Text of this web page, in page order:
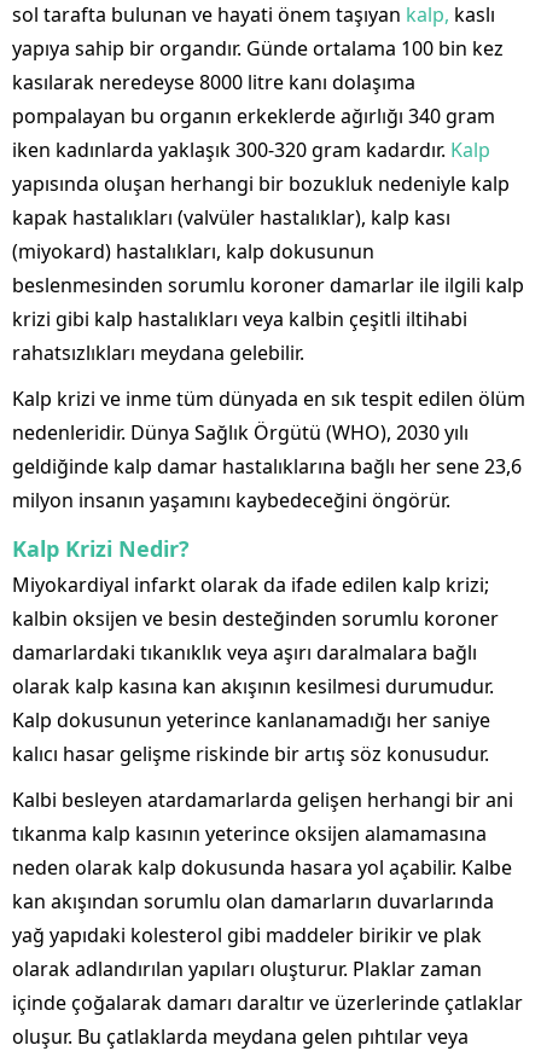
sol tarafta bulunan ve hayati önem taşıyan kalp, kaslı
yapıya sahip bir organdır. Günde ortalama 100 bin kez
kasılarak neredeyse 8000 litre kanı dolaşıma
pompalayan bu organın erkeklerde ağırlığı 340 gram
iken kadınlarda yaklaşık 300-320 gram kadardır. Kalp
yapısında oluşan herhangi bir bozukluk nedeniyle kalp
kapak hastalıkları (valvüler hastalıklar), kalp kası
(miyokard) hastalıkları, kalp dokusunun
beslenmesinden sorumlu koroner damarlar ile ilgili kalp
krizi gibi kalp hastalıkları veya kalbin çeşitli iltihabi
rahatsızlıkları meydana gelebilir.
Kalp krizi ve inme tüm dünyada en sık tespit edilen ölüm
nedenleridir. Dünya Sağlık Örgütü (WHO), 2030 yılı
geldiğinde kalp damar hastalıklarına bağlı her sene 23,6
milyon insanın yaşamını kaybedeceğini öngörür.
Kalp Krizi Nedir?
Miyokardiyal infarkt olarak da ifade edilen kalp krizi;
kalbin oksijen ve besin desteğinden sorumlu koroner
damarlardaki tıkanıklık veya aşırı daralmalara bağlı
olarak kalp kasına kan akışının kesilmesi durumudur.
Kalp dokusunun yeterince kanlanamadığı her saniye
kalıcı hasar gelişme riskinde bir artış söz konusudur.
Kalbi besleyen atardamarlarda gelişen herhangi bir ani
tıkanma kalp kasının yeterince oksijen alamamasına
neden olarak kalp dokusunda hasara yol açabilir. Kalbe
kan akışından sorumlu olan damarların duvarlarında
yağ yapıdaki kolesterol gibi maddeler birikir ve plak
olarak adlandırılan yapıları oluşturur. Plaklar zaman
içinde çoğalarak damarı daraltır ve üzerlerinde çatlaklar
oluşur. Bu çatlaklarda meydana gelen pıhtılar veya